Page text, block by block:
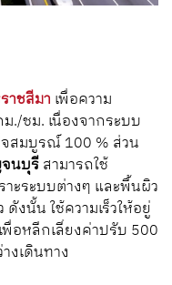
าชสีมา เพื่อความ
./ชม. เนื่องจากระบบ
จสมบูรณ์ 100 % ส่วน
นบุรีสามารถใช้
าะระบบต่างๆ และพื้นผิว
งนั้น ใช้ความเร็วให้อยู่
อหลีกเลี่ยงค่าปรับ 500
งเดินทาง